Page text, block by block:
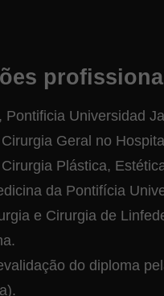
Pontificia Universidad
Geral no
Plástica,
da Pontifícia
e Cirurgia de
do diploma